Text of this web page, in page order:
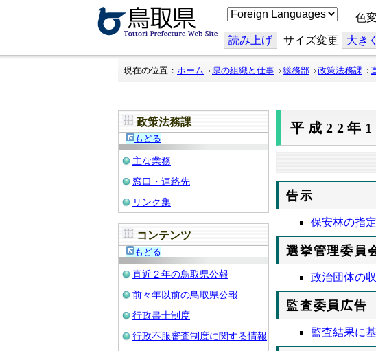
こ
の
ジ
を
翻
色
読み上げ サイズ変更 大き
現在の位置： ホーム 県の組織と仕事 総務部 政策法務課
政策法務課
もどる
主な業務
窓口・連絡先
リンク集
コンテンツ
もどる
直近２年の鳥取県公報
前々年以前の鳥取県公報
行政書士制度
行政不服審査制度に関する情報
平成22年
告示
保安林の指
選挙管理委員
政治団体の
監査委員広告
監査結果に